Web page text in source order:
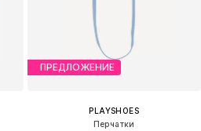
ПРЕДЛОЖЕНИЕ
PLAYSHOES
Перчатки